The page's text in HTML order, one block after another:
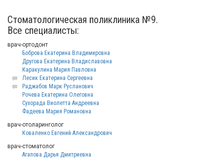
Стоматологическая поликлиника №9.
Все специалисты:
врач-ортодонт
Боброва Екатерина Владимировна
Другова Екатерина Владиславовна
Каракулина Мария Павловна
Лесик Екатерина Сергеевна
Раджабов Марк Русланович
Рочева Екатерина Олеговна
Сухорада Виолетта Андреевна
Фадеева Мария Романовна
врач-отоларинголог
Коваленко Евгений Александрович
врач-стоматолог
Агапова Дарья Дмитриевна